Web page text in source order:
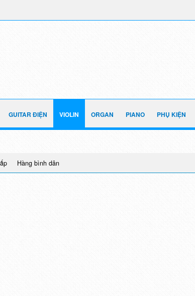
GUITAR ĐIỆN VIOLIN ORGAN PIANO PHỤ KIỆN
Hàng bình dân